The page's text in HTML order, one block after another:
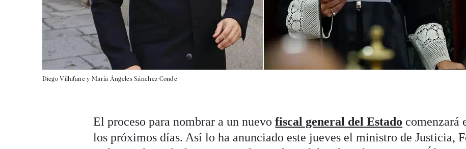
Diego Villafañe y María Ángeles Sánchez Conde
El proceso para nombrar a un nuevofiscal general del Estado comenzará
los próximos días. Así lo ha anunciado este jueves el ministro de Justicia,